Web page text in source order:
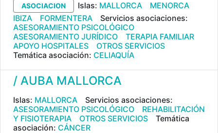
ASOCIACION Islas: MALLORCA
MENORCA
IBIZA
FORMENTERA
Servicios asociaciones:
ASESORAMIENTO PSICOLÓGICO
ASESORAMIENTO JURÍDICO
TERAPIA FAMILIAR
APOYO HOSPITALES
OTROS SERVICIOS
Temática asociación: CELIAQUÍA
/ AUBA MALLORCA
Islas: MALLORCA
Servicios asociaciones:
ASESORAMIENTO PSICOLÓGICO
REHABILITACIÓN
Y FISIOTERAPIA
OTROS SERVICIOS
Temática
asociación: CÁNCER